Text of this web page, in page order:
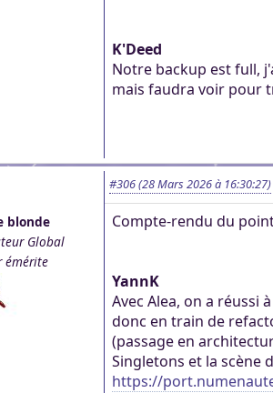
K'Deed‎
Notre backup est full,
‎mais faudra voir pour
blonde
Global
émérite
#306(28 Mars 2026 à 16:30:27)
Compte-rendu du
YannK
Avec Alea, on a réussi
donc en train de
(passage en
Singletons et la scène
https://